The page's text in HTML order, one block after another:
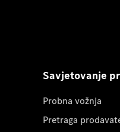
Savjetovanje
Probna vožnja
Pretraga